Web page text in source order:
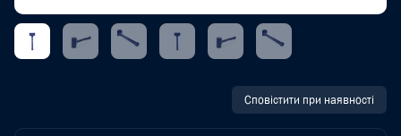
Сповістити при наявності